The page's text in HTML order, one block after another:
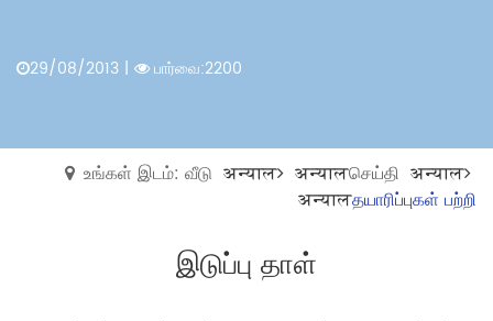
29/08/2013 | பார்வை:2200
உங்கள் இடம்: வீடு अन्याल अन्यालசெய்தி अन्याल
अन्यालதயாரிப்புகள் பற்றி
இடுப்பு தாள்